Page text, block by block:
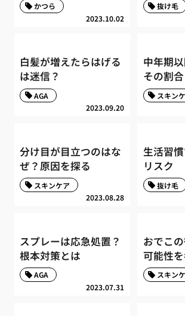
2023.10.02
かつら 抜け毛
白髪が増えたらはげる
は迷信？
2023.09.20
AGA
中年期
その割合
スキン
分け目が目立つのはな
ぜ？原因を探る
2023.08.28
スキンケア
生活習
リスク
抜け毛
スプレーは応急処置？
根本対策とは
2023.07.31
AGA
おでこ
可能性
スキン